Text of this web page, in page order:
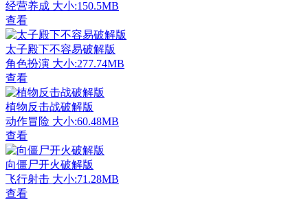
经营养成 大小:150.5MB
查看
太子殿下不容易破解版
角色扮演 大小:277.74MB
查看
植物反击战破解版
动作冒险 大小:60.48MB
查看
向僵尸开火破解版
飞行射击 大小:71.28MB
查看